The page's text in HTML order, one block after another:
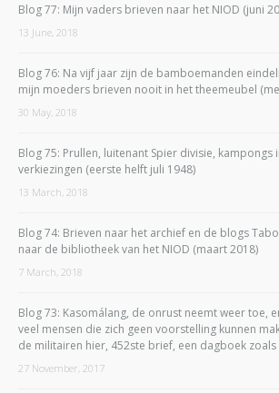
Blog 77: Mijn vaders brieven naar het NIOD (juni
13 June, 2018
Blog 76: Na vijf jaar zijn de bamboemanden
mijn moeders brieven nooit in het theemeubel
30 May, 2018
Blog 75: Prullen, luitenant Spier divisie, kampongs
verkiezingen (eerste helft juli 1948)
13 March, 2018
Blog 74: Brieven naar het archief en de blogs
naar de bibliotheek van het NIOD (maart 2018)
7 March, 2018
Blog 73: Kasomálang, de onrust neemt weer toe,
veel mensen die zich geen voorstelling kunnen
de militairen hier, 452ste brief, een dagboek
27 November, 2017